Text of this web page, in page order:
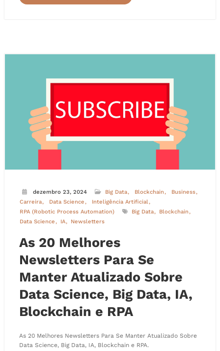
dezembro 23, 2024 Big Data Blockchain
Business
Carreira
Data Science
Inteligência Artificial
RPA (Robotic Process Automation)
Big Data
Blockchain
Data Science
IA Newsletters
As 20 Melhores
Newsletters Para Se
Manter Atualizado Sobre
Data Science, Big Data, IA,
Blockchain e RPA
As 20 Melhores Newsletters Para Se Manter Atualizado Sobre
Data Science, Big Data, IA, Blockchain e RPA.